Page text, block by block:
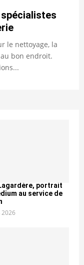
le nettoyage, la
bon endroit.
portrait
au service de